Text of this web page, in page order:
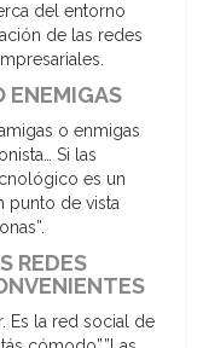
del entorno
de las redes
ENEMIGAS
o enmigas
Si las
es un
punto de vista
REDES
Es la red social de